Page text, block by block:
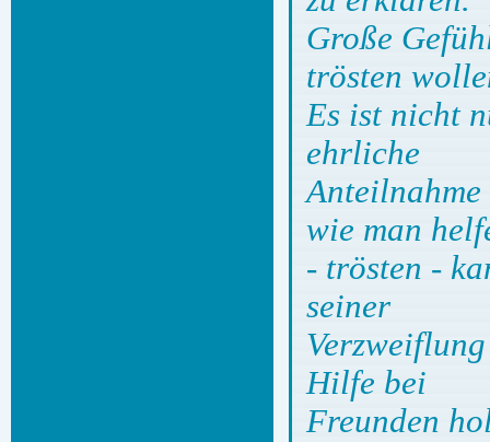
Große
trösten
Es ist nicht
ehrliche
wie man
- trösten -
seiner
Hilfe bei
Freunden